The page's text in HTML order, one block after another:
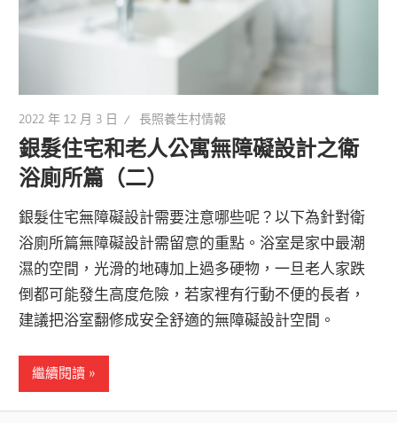
2022 年 12 月 3 日 長照養生村情報
銀髮住宅和老人公寓無障礙設計之衛
浴廁所篇（二）
銀髮住宅無障礙設計需要注意哪些呢？以下為針對衛
浴廁所篇無障礙設計需留意的重點。浴室是家中最潮
濕的空間，光滑的地磚加上過多硬物，一旦老人家跌
倒都可能發生高度危險，若家裡有行動不便的長者，
建議把浴室翻修成安全舒適的無障礙設計空間。
繼續閱讀